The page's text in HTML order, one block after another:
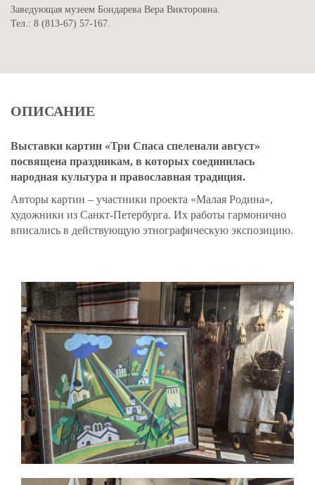
Заведующая музеем Бондарева Вера Викторовна.
Тел.: 8 (813-67) 57-167.
ОПИСАНИЕ
Выставки картин «Три Спаса спеленали август»
посвящена праздникам, в которых соединилась
народная культура и православная традиция.
Авторы картин – участники проекта «Малая Родина»,
художники из Санкт-Петербурга. Их работы гармонично
вписались в действующую этнографическую экспозицию.